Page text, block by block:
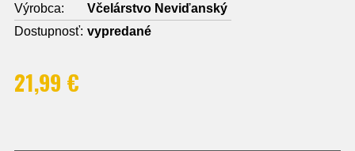
Výrobca:
Včelárstvo Neviďanský
Dostupnosť: vypredané
21,99 €